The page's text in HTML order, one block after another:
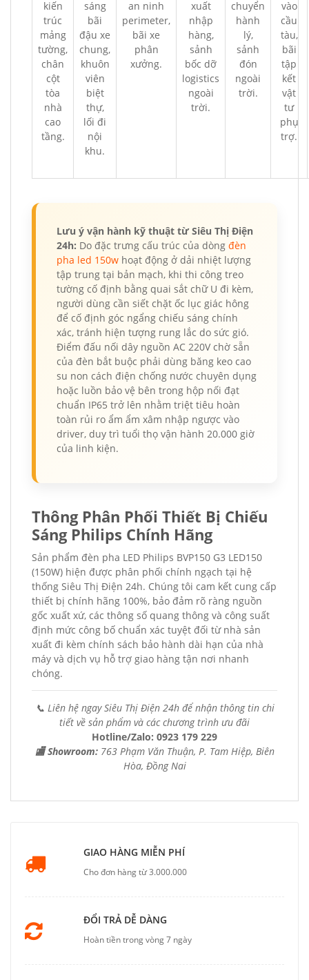
kiến
trúc
mảng
tường,
chân
cột
tòa
nhà
cao
tầng.
sáng
bãi
đậu xe
chung,
khuôn
viên
biệt
thự,
lối đi
nội
khu.
an ninh
perimeter,
bãi xe
phân
xưởng.
xuất
nhập
hàng,
sảnh
bốc dỡ
logistics
ngoài
trời.
chuyển
hành
lý,
sảnh
đón
ngoài
trời.
vào
cầu
tàu,
bãi
tập
kết
vật
tư
phụ
trợ.
Lưu ý vận hành kỹ thuật từ Siêu Thị Điện
24h: Do đặc trưng cấu trúc của dòng đèn
pha led 150w hoạt động ở dải nhiệt lượng
tập trung tại bản mạch, khi thi công treo
tường cố định bằng quai sắt chữ U đi kèm,
người dùng cần siết chặt ốc lục giác hông
để cố định góc ngẩng chiếu sáng chính
xác, tránh hiện tượng rung lắc do sức gió.
Điểm đấu nối dây nguồn AC 220V chờ sẵn
của đèn bắt buộc phải dùng băng keo cao
su non cách điện chống nước chuyên dụng
hoặc luồn bảo vệ bên trong hộp nối đạt
chuẩn IP65 trở lên nhằm triệt tiêu hoàn
toàn rủi ro ẩm ẩm xâm nhập ngược vào
driver, duy trì tuổi thọ vận hành 20.000 giờ
của linh kiện.
Thông Phân Phối Thiết Bị Chiếu
Sáng Philips Chính Hãng
Sản phẩm đèn pha LED Philips BVP150 G3 LED150
(150W) hiện được phân phối chính ngạch tại hệ
thống Siêu Thị Điện 24h. Chúng tôi cam kết cung cấp
thiết bị chính hãng 100%, bảo đảm rõ ràng nguồn
gốc xuất xứ, các thông số quang thông và công suất
định mức công bố chuẩn xác tuyệt đối từ nhà sản
xuất đi kèm chính sách bảo hành dài hạn của nhà
máy và dịch vụ hỗ trợ giao hàng tận nơi nhanh
chóng.
📞 Liên hệ ngay Siêu Thị Điện 24h để nhận thông tin chi
tiết về sản phẩm và các chương trình ưu đãi
Hotline/Zalo: 0923 179 229
🏬 Showroom: 763 Phạm Văn Thuận, P. Tam Hiệp, Biên
Hòa, Đồng Nai
GIAO HÀNG MIỄN PHÍ
Cho đơn hàng từ 3.000.000
ĐỔI TRẢ DỄ DÀNG
Hoàn tiền trong vòng 7 ngày